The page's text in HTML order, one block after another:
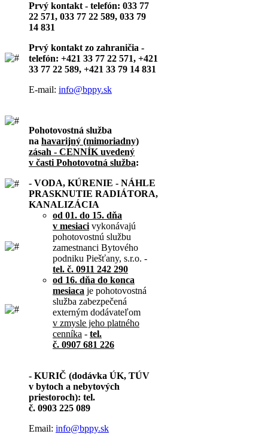
Prvý kontakt - telefón: 033 77
22 571, 033 77 22 589, 033 79
14 831
Prvý kontakt zo zahraničia -
telefón: +421 33 77 22 571, +421
33 77 22 589, +421 33 79 14 831
E-mail: info@bppy.sk
Pohotovostná služba
na havarijný (mimoriadny)
zásah - CENNÍK uvedený
v časti Pohotovotná služba:
- VODA, KÚRENIE - NÁHLE
PRASKNUTIE RADIÁTORA,
KANALIZÁCIA
od 01. do 15. dňa
v mesiaci vykonávajú
pohotovostnú službu
zamestnanci Bytového
podniku Piešťany, s.r.o. -
tel. č. 0911 242 290
od 16. dňa do konca
mesiaca je pohotovostná
služba zabezpečená
externým dodávateľom
v zmysle jeho platného
cenníka - tel.
č. 0907 681 226
- KURIČ (dodávka ÚK, TÚV
v bytoch a nebytových
priestoroch): tel.
č. 0903 225 089
Email: info@bppy.sk